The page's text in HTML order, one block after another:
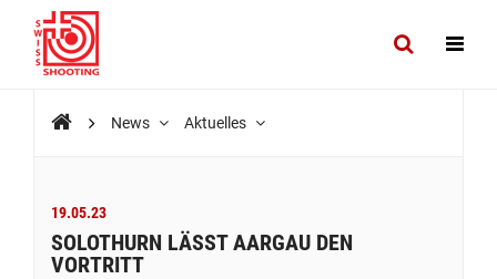
News Aktuelles
19.05.23
SOLOTHURN LÄSST AARGAU DEN
VORTRITT